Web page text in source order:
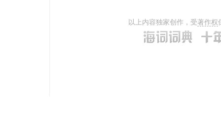
以上内容独家创作，受著作权